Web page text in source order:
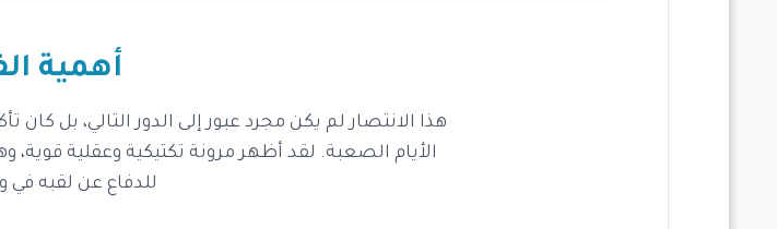
أهمية
هذا الانتصار لم يكن مجرد عبور إلى الدور التالي، بل كان
الأيام الصعبة. لقد أظهر مرونة تكتيكية وعقلية
للدفاع عن لقبه في